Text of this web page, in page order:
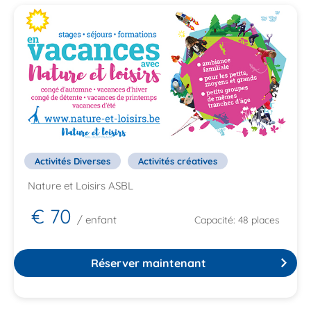
Activités Diverses Activités créatives
Nature et Loisirs ASBL
€ 70 / enfant Capacité: 48 places
Réserver maintenant